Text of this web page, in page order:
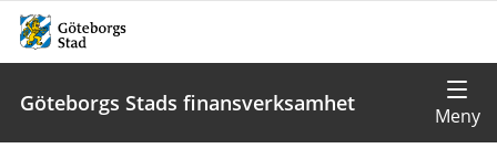
Göteborgs Stads finansverksamhet